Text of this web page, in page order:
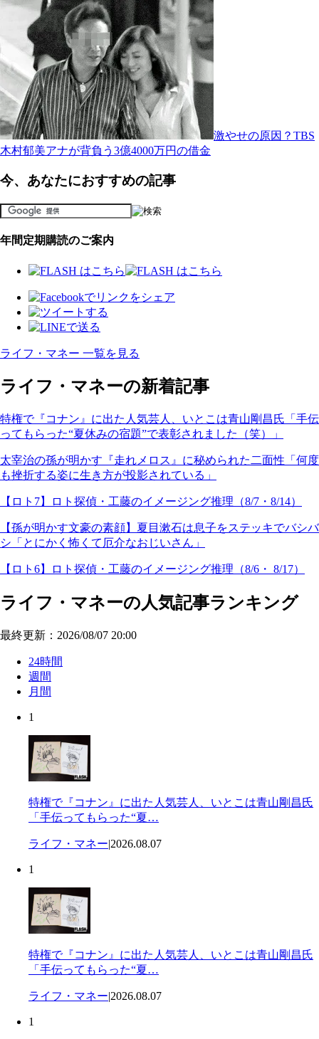
激やせの原因？TBS
木村郁美アナが背負う3億4000万円の借金
今、あなたにおすすめの記事
年間定期購読のご案内
ライフ・マネー 一覧を見る
ライフ・マネーの新着記事
特権で『コナン』に出た人気芸人、いとこは青山剛昌氏「手伝
ってもらった“夏休みの宿題”で表彰されました（笑）」
太宰治の孫が明かす『走れメロス』に秘められた二面性「何度
も挫折する姿に生き方が投影されている」
【ロト7】ロト探偵・工藤のイメージング推理（8/7・8/14）
【孫が明かす文豪の素顔】夏目漱石は息子をステッキでバシバ
シ「とにかく怖くて厄介なおじいさん」
【ロト6】ロト探偵・工藤のイメージング推理（8/6・ 8/17）
ライフ・マネーの人気記事ランキング
最終更新：2026/08/07 20:00
24時間
週間
月間
1
特権で『コナン』に出た人気芸人、いとこは青山剛昌氏
「手伝ってもらった“夏…
ライフ・マネー|2026.08.07
1
特権で『コナン』に出た人気芸人、いとこは青山剛昌氏
「手伝ってもらった“夏…
ライフ・マネー|2026.08.07
1